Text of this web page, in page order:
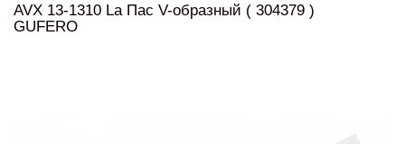
AVX 13-1310 La Пас V-образный ( 304379 )
GUFERO